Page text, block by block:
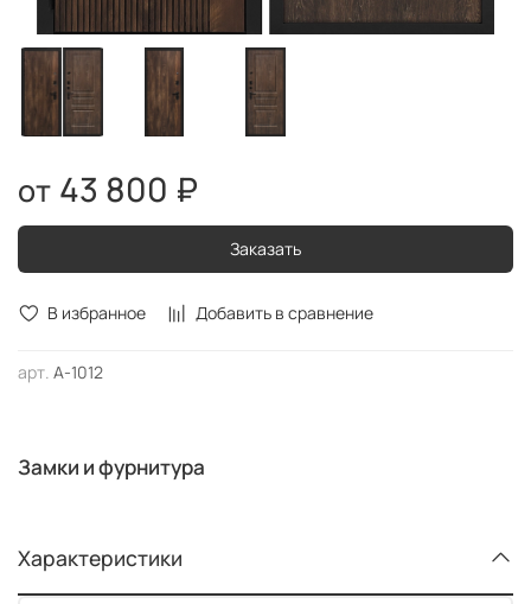
В избранное Добавить в сравнение
арт. А-1012
43 800 ₽
Заказать
Замки и фурнитура
Характеристики